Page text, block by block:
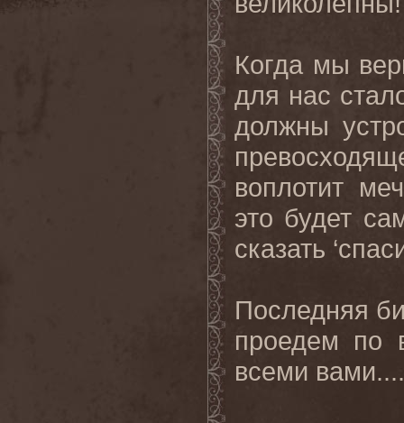
Когда мы
для нас
должны
воплотит
это будет
сказать
Последняя
проедем по
всеми